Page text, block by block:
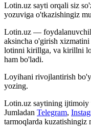
Lotin.uz sayti orqali siz
yozuviga o'tkazishingiz
Lotin.uz —
aksincha o'girish
lotinni kirillga, va kirillni
ham bo'ladi.
Loyihani rivojlantirish
yozing.
Lotin.uz saytining ijtimoiy
Jumladan Telegram,
tarmoqlarda kuzatishingiz